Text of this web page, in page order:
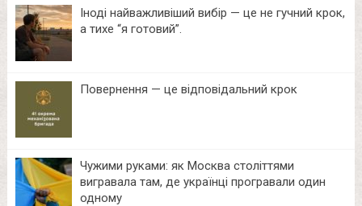
Іноді найважливіший вибір — це не гучний крок,
а тихе “я готовий”.
Повернення — це відповідальний крок
Чужими руками: як Москва століттями
вигравала там, де українці програвали один
одному